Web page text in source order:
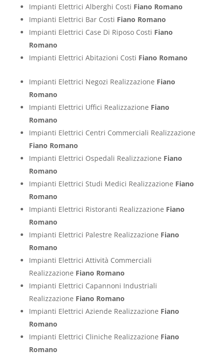
Impianti Elettrici Alberghi Costi Fiano Romano
Impianti Elettrici Bar Costi Fiano Romano
Impianti Elettrici Case Di Riposo Costi Fiano
Romano
Impianti Elettrici Abitazioni Costi Fiano Romano
Impianti Elettrici Negozi Realizzazione Fiano
Romano
Impianti Elettrici Uffici Realizzazione Fiano
Romano
Impianti Elettrici Centri Commerciali Realizzazione
Fiano Romano
Impianti Elettrici Ospedali Realizzazione Fiano
Romano
Impianti Elettrici Studi Medici Realizzazione Fiano
Romano
Impianti Elettrici Ristoranti Realizzazione Fiano
Romano
Impianti Elettrici Palestre Realizzazione Fiano
Romano
Impianti Elettrici Attività Commerciali
Realizzazione Fiano Romano
Impianti Elettrici Capannoni Industriali
Realizzazione Fiano Romano
Impianti Elettrici Aziende Realizzazione Fiano
Romano
Impianti Elettrici Cliniche Realizzazione Fiano
Romano